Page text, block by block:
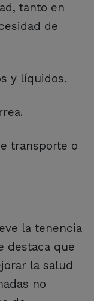
tanto en
de
y líquidos.
transporte o
la tenencia
destaca que
la salud
no